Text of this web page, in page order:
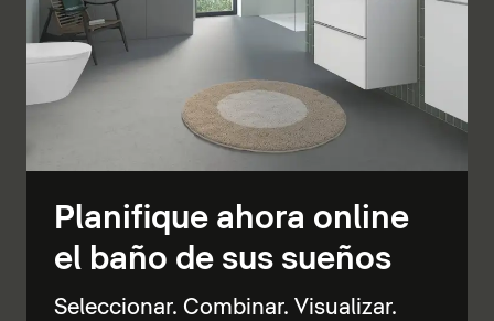
Planifique ahora online
el baño de sus sueños
Seleccionar. Combinar. Visualizar.